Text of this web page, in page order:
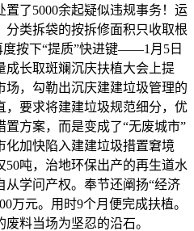
置了5000余起疑似违规事务！运
类拆袋的按拆修面积只收取根
按下“提质”快进键——1月5日
长取斑斓沉庆扶植大会上提
场，勾勒出沉庆建建垃圾管理的
，要求将建建垃圾规范细分，优
方案，而是变成了“无废城市”
加快陷入建建垃圾措置窘境
吨，治地环保出产的再生道水
从学问产权。奉节还阐扬“经济
万元。用时9个月便完成扶植。
料当场为坚忍的沿石。